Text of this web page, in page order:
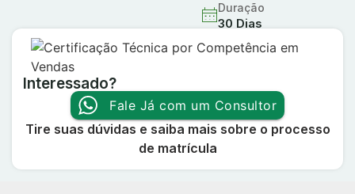
Duração
30 Dias
Interessado?
Fale Já com um Consultor
Tire suas dúvidas e saiba mais sobre o processo
de matrícula